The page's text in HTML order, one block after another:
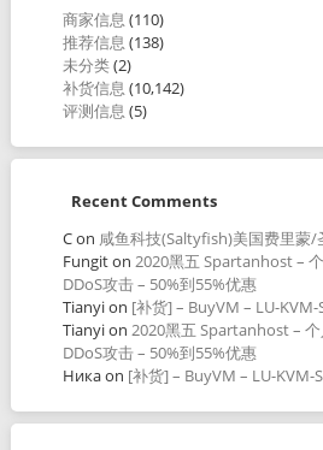
商家信息 (110)
推荐信息 (138)
未分类(2)
补货信息 (10,142)
评测信息 (5)
Recent Comments
Con 咸鱼科技(Saltyfish)美国费里蒙/
Fungiton 2020黑五 Spartanhost –
DDoS攻击 – 50%到55%优惠
Tianyion [补货] – BuyVM – LU-KVM-
Tianyion 2020黑五 Spartanhost –
DDoS攻击 – 50%到55%优惠
Никаon [补货] – BuyVM – LU-KVM-